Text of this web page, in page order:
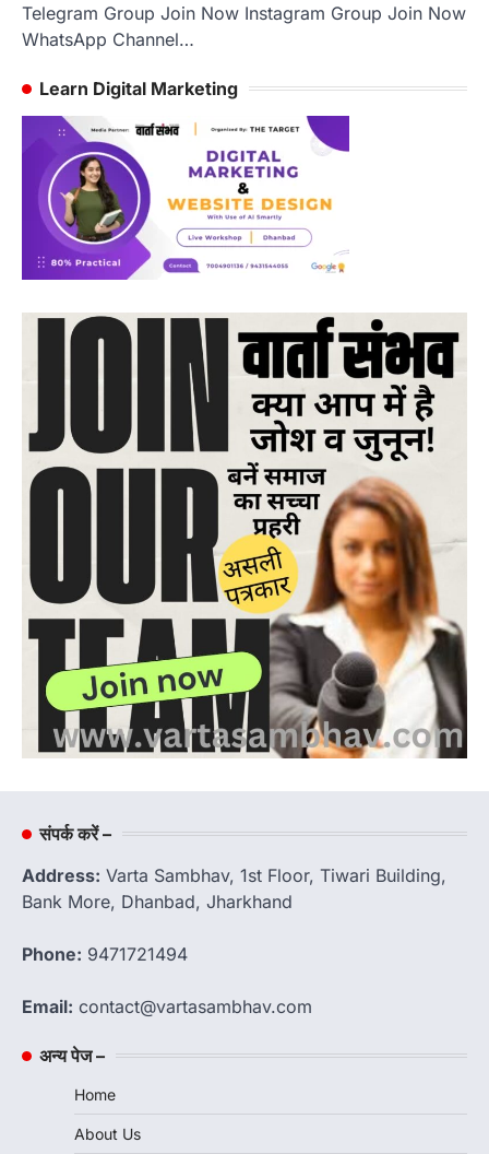
Telegram Group Join Now Instagram Group Join Now
WhatsApp Channel…
Learn Digital Marketing
संपर्क करें –
Address: Varta Sambhav, 1st Floor, Tiwari Building,
Bank More, Dhanbad, Jharkhand
Phone: 9471721494
Email: contact@vartasambhav.com
अन्य पेज –
Home
About Us